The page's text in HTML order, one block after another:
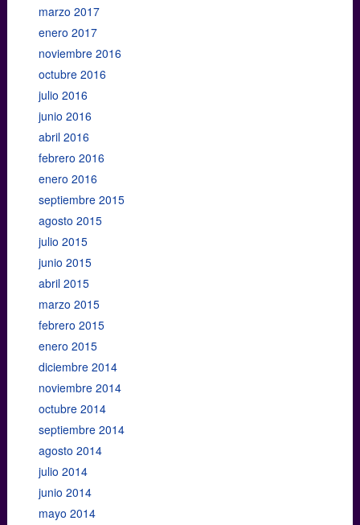
marzo 2017
enero 2017
noviembre 2016
octubre 2016
julio 2016
junio 2016
abril 2016
febrero 2016
enero 2016
septiembre 2015
agosto 2015
julio 2015
junio 2015
abril 2015
marzo 2015
febrero 2015
enero 2015
diciembre 2014
noviembre 2014
octubre 2014
septiembre 2014
agosto 2014
julio 2014
junio 2014
mayo 2014